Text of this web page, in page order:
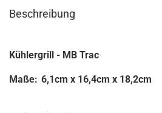
Beschreibung
Kühlergrill - MB Trac
Maße: 6,1cm x 16,4cm x 18,2cm